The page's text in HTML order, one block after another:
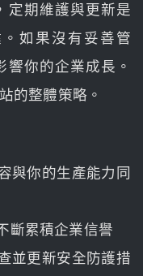
定期維護與更新是
如果沒有妥善管
你的企業成長。
的整體策略。
與你的生產能力同
斷累積企業信譽
並更新安全防護措